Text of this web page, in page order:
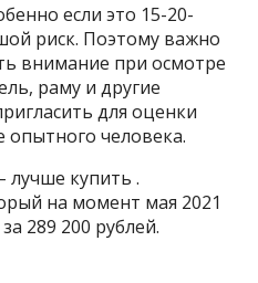
если это 15-20-
риск. Поэтому важно
внимание при осмотре
раму и другие
для оценки
опытного человека.
лучше купить .
на момент мая 2021
289 200 рублей.